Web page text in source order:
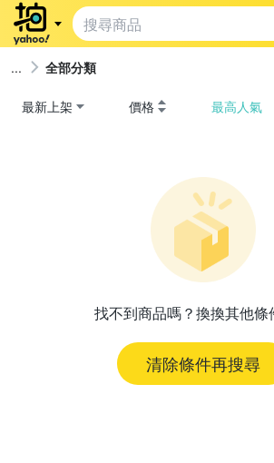
全部分類
最新上架 價格 最高人氣
找不到商品嗎？換換其他條
清除條件再搜尋